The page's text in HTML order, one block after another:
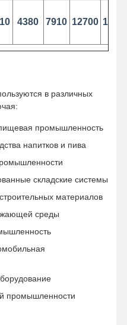
4380 7910 12700
0.12-
1.1-
3-22
1.4-
6.07
1.42-
5.63
1.39-
6.45
в различных
промышленность
напитков и пива
складские системы
материалов
среды
промышленности